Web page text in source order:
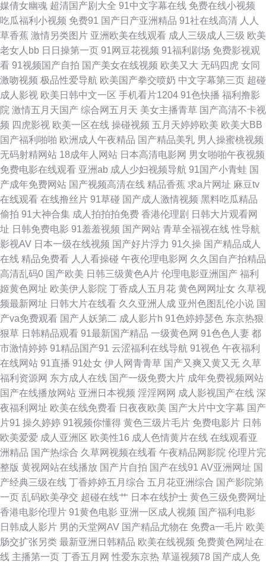
午夜福利 久久资源站导航 欧美日韩A级 瑟瑟视频网站 亚洲综合春 91人人操
人人妻 变态另类第7页 国产91小青蛙 黄色三级片网址 麻豆mv网站入口 青青
影院学生妹 午夜宅男影院 91视频官网社区 波多野洁衣 福利视频成人A片 黄
色上床网站 免费网站簧片 日本电影色色 探花福利极品 亚洲黄色官网 91丝袜
视频 肏屄视频福利社 国产第108页 九九热人与兽 免费性爱Av 人人骑人人妻
熟女少妇系列 影音资源av AV番号网 欧州成人一三区 91碰在线 成人在线不
卡视频 精东视频黄 欧美午夜居场朝喷 微拍福利导航 超碰网友自拍 久久资源
福利站 日韩爽片 另类综合在线 肏91网 精品小电影 欧美亚洲国产另类 四虎
午夜影院 91传媒性爱视频 av天堂bh 东方AV在线播放 黄色无码91精东 欧美
黄色网 超碰夜夜 欧美日韩视频 午夜销魂福利 91午夜福利 豆花视频不卡 激
情视频综合 免费拳交群交 三级片无码 亚洲欧美另类综合 91熊猫视频 国产精
品草草91 蜜臀96超碰 日本一级操逼视频 肏屄韩影院 免费一卡二卡 丝袜视频
网站91 在线观看超碰 成人AV男人天堂 麻豆传媒18 午夜AV干干 91香蕉小视
频 超碰情趣av 国产微拍 男女上床操网站 日韩高清成人AV 亚洲色院 91香蕉
综合操网 超碰pron 国产内射性爱 男同肛交免费视频 熟妇精品影院 在线老性
爱乱 白丝自慰在线 黑人操小萝莉 欧美成人日韩中文 深夜绯色影院 最新三级
片网站 成人午夜剧场 精品二区欧洲 欧美瑟瑟影院 少妇丝袜伦理 一本道免费
视频 avtt一牛网 国产福利影院一 麻豆精品md 日韩午夜电影 91成品视频 成
人国产精品 久久AV资源网 日本污网站 亚洲A网 91视频日本情侣 成人电影AV
媒倩女幽魂 超清国产剧大全 91中文字幕在线 免费在线小视频
吃瓜福利小视频 免费91 国产日产亚洲精品 91社在线高清 人人
草香蕉 激情另类图片 亚洲欧美在线观看 成人三级成人三级 欧美
老女人bb 日日操第一页 91网豆花视频 91福利剧场 免费影视观
看 91视频国产自拍 国产美女在线视频 欧美又大 无码四虎 女同
激吻视频 极品性爱导航 欧美国产拳交喷奶 中文字幕第三页 超碰
成人影视 欧美日韩中文一区 手机看片1204 91色快播 福利撸影
院 激情五月天国产 综合网五月天 美女主播青草 国产高清不卡视
频 四虎影视 欧美一区在线 操碰视频 五月天婷婷欧美 欧美大BB
国产福利啪啪 欧洲成人午夜精品 国产精品美乳 男人操蜜桃视频
无码射精网站 18成年人网站 日本高清电影网 男女啪啪午夜视频
免费电影在线观看 亚洲ab 成人少妇视频导航 91国产小青蛙 国
产成年免费网站 国产视频高清在线 精品香蕉 求a片网址 麻豆tv
在线观看 在线撸丝片 91草碰 国产成人激情视频 黑料吃瓜精品
偷拍 91大神合集 成人拍拍拍免费 香港伦理剧 日韩大片观看网
址 日韩免费电影 91羞羞视频 国产网站 青草全福视在线 性导航
影视AV 日本一级在线视频 国产好片浮力 91久操 国产精品成人
在线 精品免费看 人人看操碰 午夜伦理电影网 久久国自产拍精品
高清乱码0 国产欧美 日韩三级黄色A片 伦理电影亚洲国产 福利
姬黄色网址 欧美伊人影院 丁香成人五月花 黄色网网址女 久草视
频最新网址 日韩大片在线看 久久亚洲人成 亚州色图乱伦小说 国
产va免费观看 国产人妖第二 成人影片h 91色婷婷瑟色 东京热狠
狠草 日韩精品观看 91最新国产精品 一级黄色网 91色色人妻 都
市激情婷婷 91精品国产91 云涩福利在线导航 91视色 午夜福利
在线网站 91直播 91处女 伊人网青青草 国产又爽又黄又无 久草
福利资源网 东方成人在线 国产一级免费大片 成年免费视频网站
国产在线播放网站 亚洲日本视频 淫淫网网 成人影视国产在线 深
夜福利网址 欧美在线免费看 日夜夜欧美 国产大片中文字幕 国产
片91 操久婷婷 91视频你懂得 黄色三级片毛片 免费电影片 日韩
欧美爱爱 成人亚洲区 欧美性16 成人色情黄片在线 在线观看亚
洲精品 国产热综合 久草网视频在线看 午夜精品网影院 伦理片完
整版 黄视网站在线播放 国产片自拍 国产在线91 AV亚洲网址 国
产经典三级在线 丁香婷婷五月综合 五月花亚洲综合 国产影院第
一页 乱码欧美孕交 超碰在线艹 日本在线护士 黄色三级免费网址
香港电影伦理片 91黄色电影 亚洲一区成人视频 国产福利电影
日韩成人影片 男的天堂网AV 国产精品尤物在 免费a一毛片 欧美
肠交扩张另类 最新亚洲日韩精品 欧美在线视频 免费黄色网址在
线 主播第一页 丁香五月网 性爱东京热 草逼视频78 国产成人免